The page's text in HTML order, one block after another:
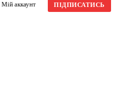
Мій аккаунт ПІДПИСАТИСЬ